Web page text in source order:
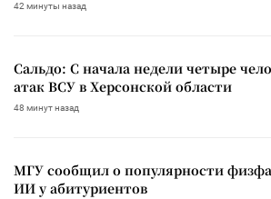
42 минуты назад
Сальдо: С начала недели четыре
атак ВСУ в Херсонской области
48 минут назад
МГУ сообщил о популярности
ИИ у абитуриентов